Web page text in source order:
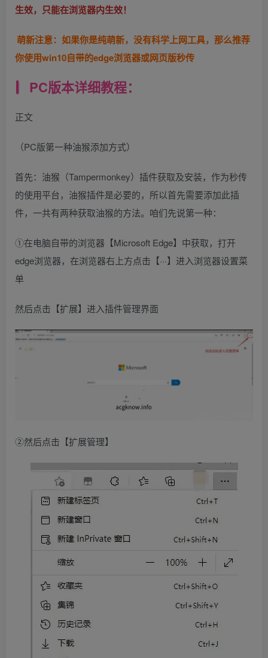
生效，只能在浏览器内生效！
萌新注意：如果你是纯萌新，没有科学上网工具，那么推荐
你使用win10自带的edge浏览器或网页版秒传
PC版本详细教程：
正文
（PC版第一种油猴添加方式）
首先：油猴（Tampermonkey）插件获取及安装，作为秒传
的使用平台，油猴插件是必要的，所以首先需要添加此插
件，一共有两种获取油猴的方法。咱们先说第一种：
①在电脑自带的浏览器【Microsoft Edge】中获取，打开
edge浏览器，在浏览器右上方点击【···】进入浏览器设置菜
单
然后点击【扩展】进入插件管理界面
②然后点击【扩展管理】